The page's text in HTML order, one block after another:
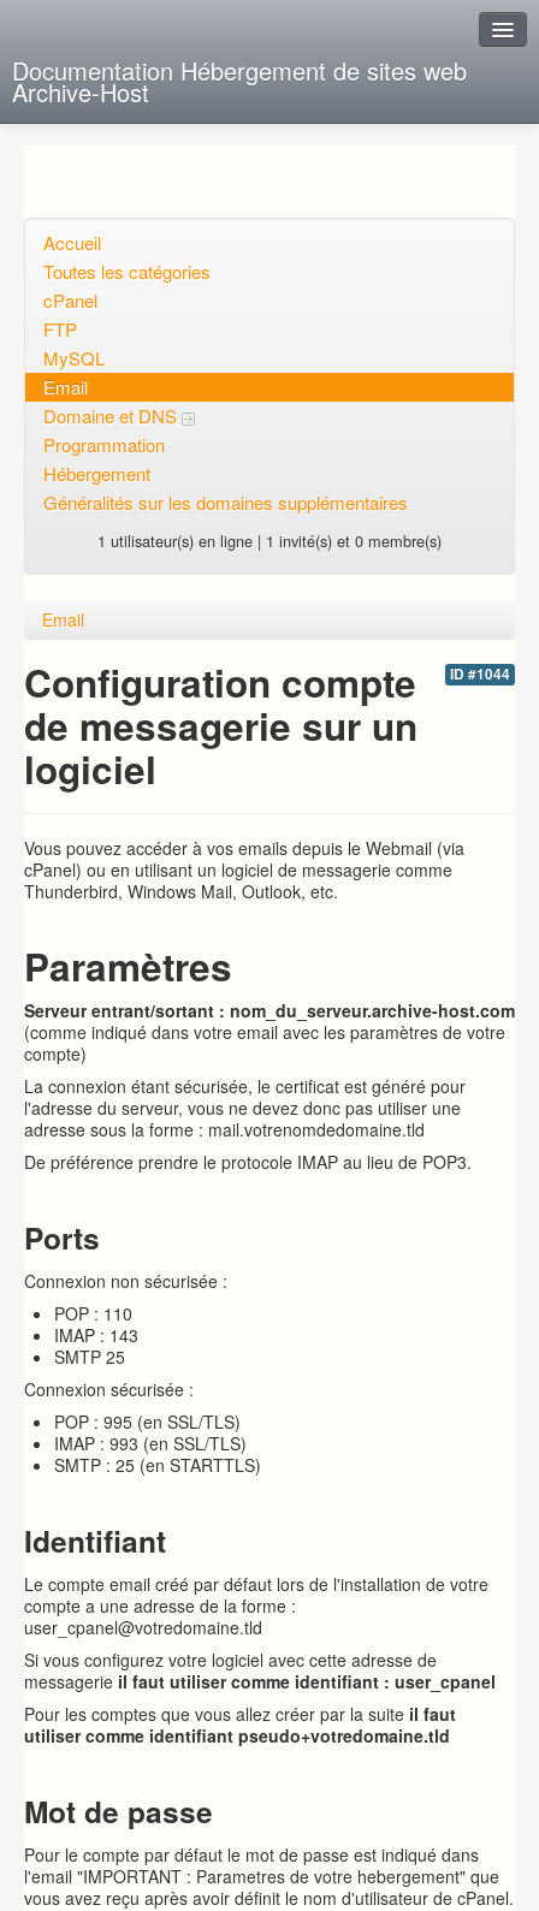
Documentation Hébergement de sites web
Archive-Host
Questions ouvertes
Voulez-vous vous inscrire?
Connexion
Accueil
Toutes les catégories
cPanel
FTP
MySQL
Email
Domaine et DNS
Programmation
Hébergement
Généralités sur les domaines supplémentaires
1 utilisateur(s) en ligne | 1 invité(s) et 0 membre(s)
Email
ID #1044
Configuration compte
de messagerie sur un
logiciel
Vous pouvez accéder à vos emails depuis le Webmail (via
cPanel) ou en utilisant un logiciel de messagerie comme
Thunderbird, Windows Mail, Outlook, etc.
Paramètres
Serveur entrant/sortant : nom_du_serveur.archive-host.com
(comme indiqué dans votre email avec les paramètres de votre
compte)
La connexion étant sécurisée, le certificat est généré pour
l'adresse du serveur, vous ne devez donc pas utiliser une
adresse sous la forme : mail.votrenomdedomaine.tld
De préférence prendre le protocole IMAP au lieu de POP3.
Ports
Connexion non sécurisée :
POP : 110
IMAP : 143
SMTP 25
Connexion sécurisée :
POP : 995 (en SSL/TLS)
IMAP : 993 (en SSL/TLS)
SMTP : 25 (en STARTTLS)
Identifiant
Le compte email créé par défaut lors de l'installation de votre
compte a une adresse de la forme :
user_cpanel@votredomaine.tld
Si vous configurez votre logiciel avec cette adresse de
messagerie il faut utiliser comme identifiant : user_cpanel
Pour les comptes que vous allez créer par la suite il faut
utiliser comme identifiant pseudo+votredomaine.tld
Mot de passe
Pour le compte par défaut le mot de passe est indiqué dans
l'email "IMPORTANT : Parametres de votre hebergement" que
vous avez reçu après avoir définit le nom d'utilisateur de cPanel.